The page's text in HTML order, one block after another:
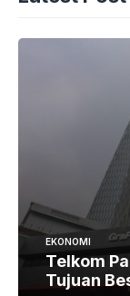
EKONOMI
Telkom
Tujuan